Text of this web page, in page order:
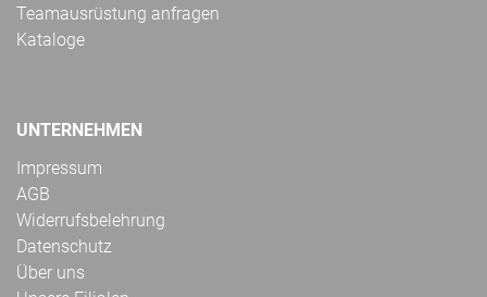
Teamausrüstung anfragen
Kataloge
UNTERNEHMEN
Impressum
AGB
Widerrufsbelehrung
Datenschutz
Über uns